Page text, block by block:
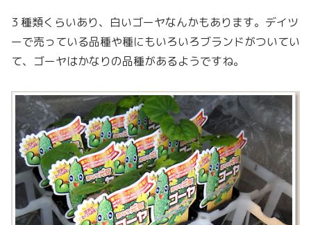
3 種類くらいあり、白いゴーヤなんかもあります。デイツ
ーで売っている品種や種にもいろいろブランドがついてい
て、ゴーヤはかなりの品種があるようですね。